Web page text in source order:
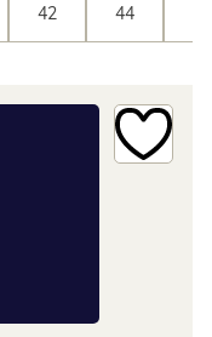
42 44